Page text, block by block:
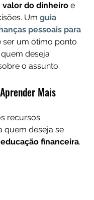
valor do dinheiro e
Um guia
pessoais para
ser um ótimo ponto
deseja
o assunto.
Mais
recursos
quem deseja se
educação financeira.